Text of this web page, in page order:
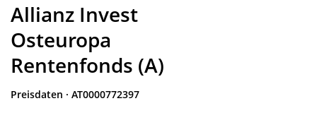
Allianz Invest
Osteuropa
Rentenfonds (A)
Preisdaten · AT0000772397